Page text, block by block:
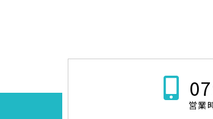
営業